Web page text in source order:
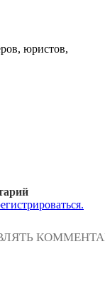
юристов,